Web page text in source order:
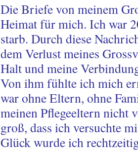
Die Briefe von meinem
Heimat für mich. Ich war
starb. Durch diese
dem Verlust meines
Halt und meine
Von ihm fühlte ich mich
war ohne Eltern, ohne
meinen Pflegeeltern nicht
groß, dass ich versuchte
Glück wurde ich